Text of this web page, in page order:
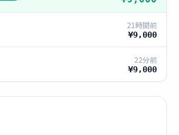
21時間前
¥9,000
22分前
¥9,000